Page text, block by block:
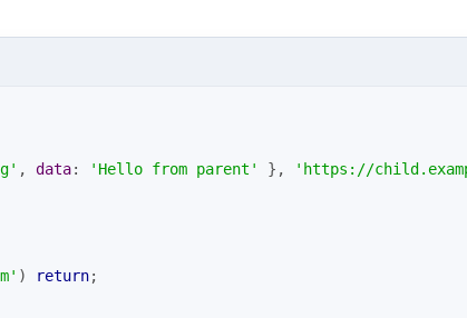
, data: 'Hello from parent' },
'https://
) return;